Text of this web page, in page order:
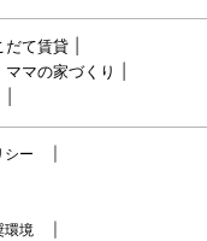
だて賃貸
ママの家づくり
シー
環境